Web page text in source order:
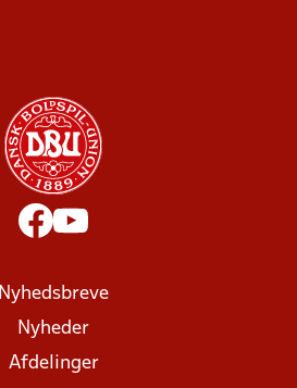
Nyhedsbreve
Nyheder
Afdelinger